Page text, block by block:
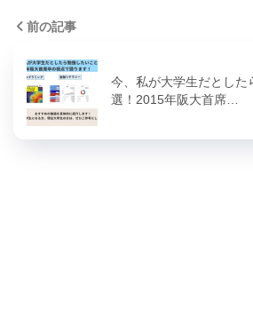
前の記事
今、私が大学生だとした
選！2015年阪大首席…